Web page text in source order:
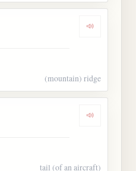
Dengarkan
(mountain) ridge
Dengarkan
tail (of an aircraft)